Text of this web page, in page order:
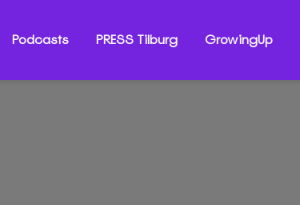
Podcasts PRESS Tilburg GrowingUp